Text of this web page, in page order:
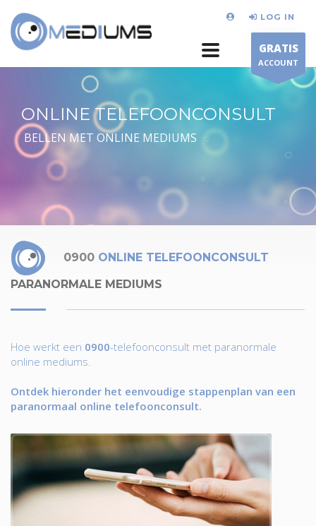
LOG IN
GRATIS
ACCOUNT
ONLINE TELEFOONCONSULT
BELLEN MET ONLINE MEDIUMS
0900 ONLINE TELEFOONCONSULT
PARANORMALE MEDIUMS
Hoe werkt een 0900-telefoonconsult met paranormale
online mediums.
Ontdek hieronder het eenvoudige stappenplan van een
paranormaal online telefoonconsult.